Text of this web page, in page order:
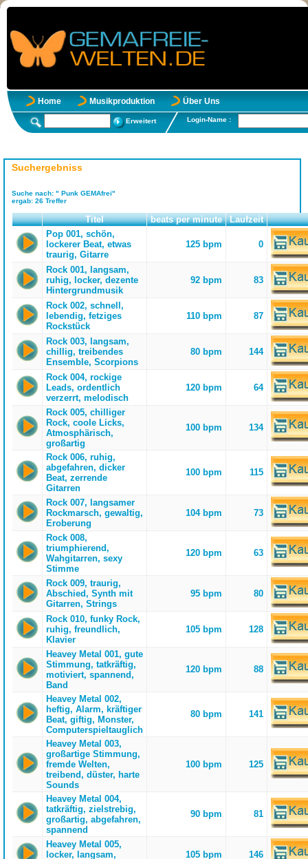
Home Musikproduktion Über Uns
Erweitert Login-Name :
Suchergebniss
Suche nach: " Punk GEMAfrei"
ergab: 26 Treffer
Titel beats per minute
Laufzeit
Pop 001, schön,
lockerer Beat, etwas
traurig, Gitarre
125 bpm 0
Rock 001, langsam,
ruhig, locker, dezente
Hintergrundmusik
92 bpm 83
Rock 002, schnell,
lebendig, fetziges
Rockstück
110 bpm 87
Rock 003, langsam,
chillig, treibendes
Ensemble, Scorpions
80 bpm 144
Rock 004, rockige
Leads, ordentlich
verzerrt, melodisch
120 bpm 64
Rock 005, chilliger
Rock, coole Licks,
Atmosphärisch,
großartig
100 bpm 134
Rock 006, ruhig,
abgefahren, dicker
Beat, zerrende
Gitarren
100 bpm 115
Rock 007, langsamer
Rockmarsch, gewaltig,
Eroberung
104 bpm 73
Rock 008,
triumphierend,
Wahgitarren, sexy
Stimme
120 bpm 63
Rock 009, traurig,
Abschied, Synth mit
Gitarren, Strings
95 bpm 80
Rock 010, funky Rock,
ruhig, freundlich,
Klavier
105 bpm 128
Heavey Metal 001, gute
Stimmung, tatkräftig,
motiviert, spannend,
Band
120 bpm 88
Heavey Metal 002,
heftig, Alarm, kräftiger
Beat, giftig, Monster,
Computerspieltauglich
80 bpm 141
Heavey Metal 003,
großartige Stimmung,
fremde Welten,
treibend, düster, harte
Sounds
100 bpm 125
Heavey Metal 004,
tatkräftig, zielstrebig,
großartig, abgefahren,
spannend
90 bpm 81
Heavey Metal 005,
locker, langsam,
105 bpm 146